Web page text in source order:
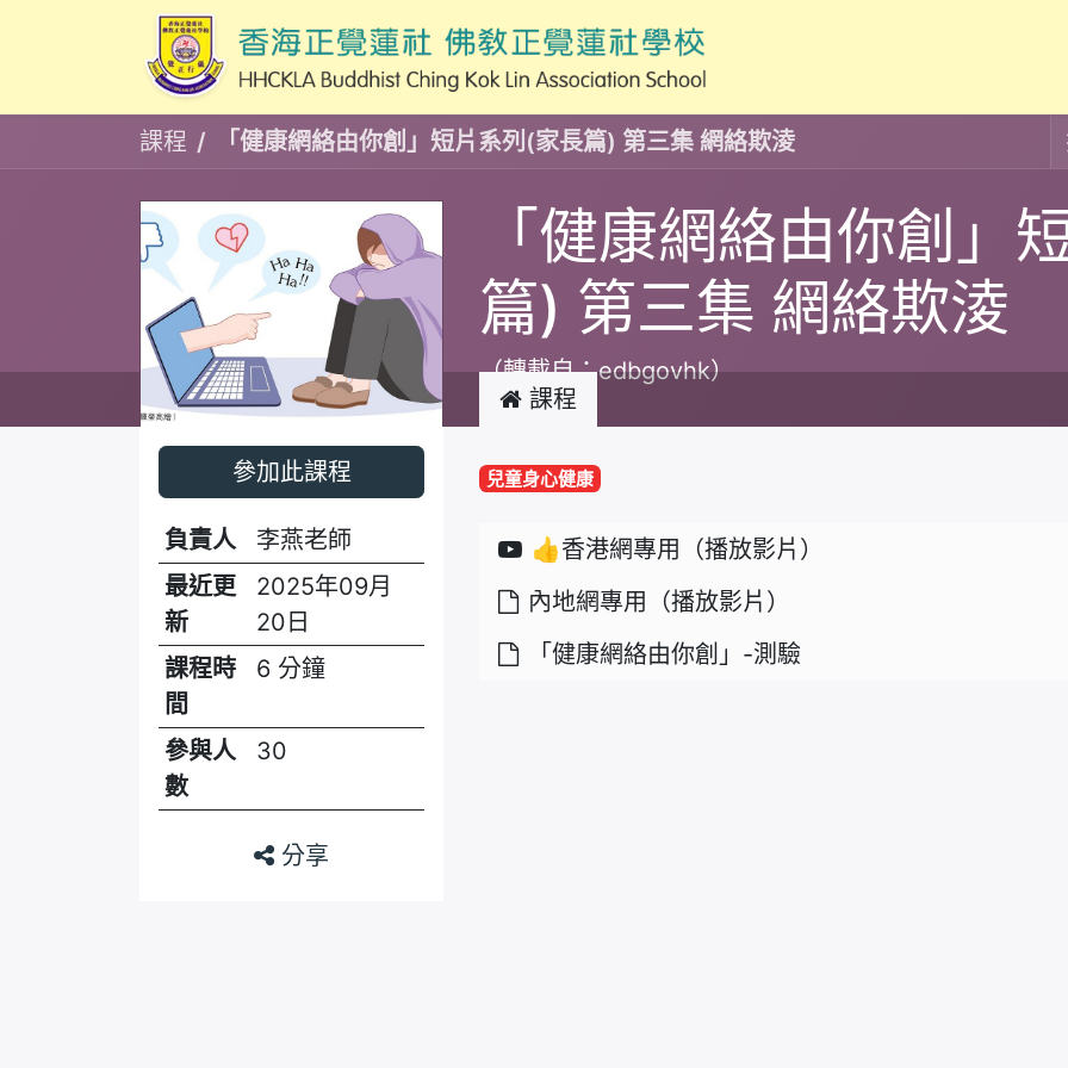
課程 「健康網絡由你創」短片系列(家長篇) 第三集 網絡欺淩
「健康網絡由你創」
篇) 第三集 網絡欺淩
（轉載自：edbgovhk）
參加此課程
負責人
李燕老師
最近更
新
2025年09月
20日
課程時
間
6 分鐘
參與人
數
30
分享
課程
兒童身心健康
👍香港網專用（播放影片）
內地網專用（播放影片）
「健康網絡由你創」-測驗